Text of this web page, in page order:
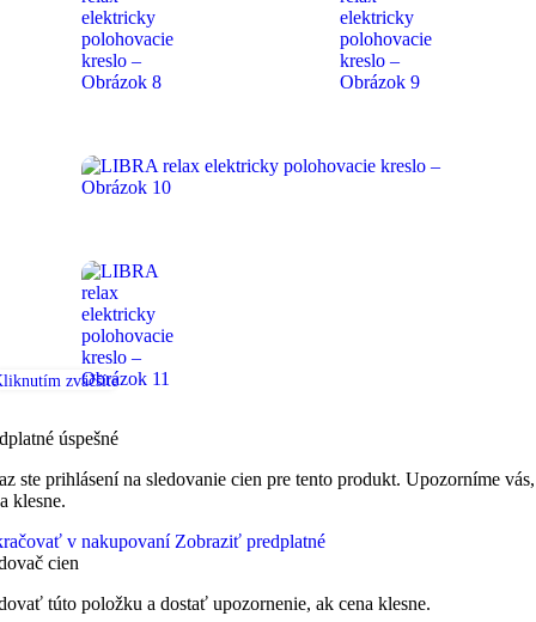
zväčšíte
úspešné
ste prihlásení na sledovanie cien pre tento produkt. Upozorníme
klesne.
v nakupovaní Zobraziť predplatné
cien
túto položku a dostať upozornenie, ak cena klesne.